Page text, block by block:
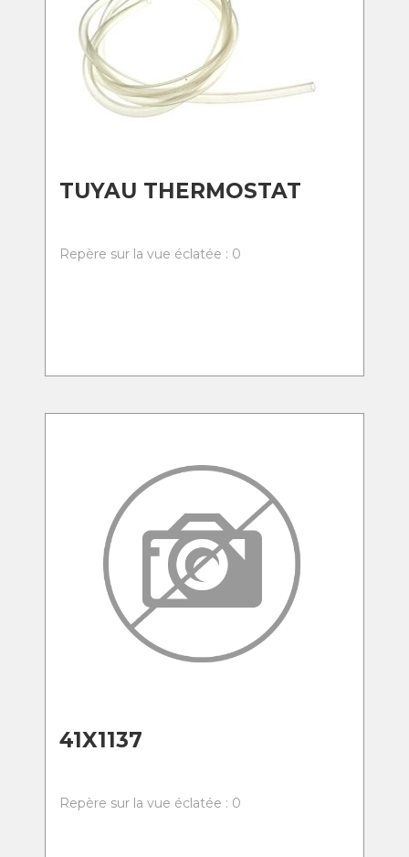
TUYAU THERMOSTAT
Repère sur la vue éclatée : 0
41X1137
Repère sur la vue éclatée : 0